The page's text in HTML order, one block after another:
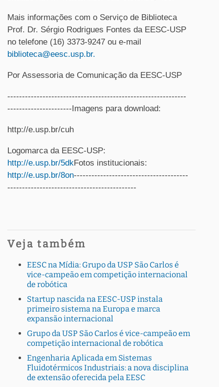
Mais informações com o Serviço de Biblioteca
Prof. Dr. Sérgio Rodrigues Fontes da EESC-USP
no telefone (16) 3373-9247 ou e-mail
biblioteca@eesc.usp.br.
Por Assessoria de Comunicação da EESC-USP
-------------------------------------------------------------
----------------------Imagens para download:
http://e.usp.br/cuh
Logomarca da EESC-USP:
http://e.usp.br/5dkFotos institucionais:
http://e.usp.br/8on---------------------------------------
--------------------------------------------
Veja também
EESC na Mídia: Grupo da USP São Carlos é
vice-campeão em competição internacional
de robótica
Startup nascida na EESC-USP instala
primeiro sistema na Europa e marca
expansão internacional
Grupo da USP São Carlos é vice-campeão em
competição internacional de robótica
Engenharia Aplicada em Sistemas
Fluidotérmicos Industriais: a nova disciplina
de extensão oferecida pela EESC